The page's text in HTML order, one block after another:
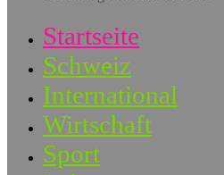
Startseite
Schweiz
International
Wirtschaft
Sport